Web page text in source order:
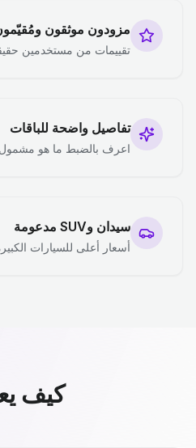
مزودون موثقون
تقييمات من مستخدمين
تفاصيل واضحة للباقات
اعرف بالضبط ما هو
سيدان وSUV مدعومة
أسعار أعلى للسيارات
كيف